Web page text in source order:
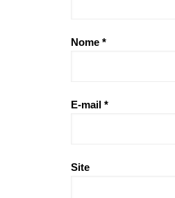
Nome *
E-mail *
Site